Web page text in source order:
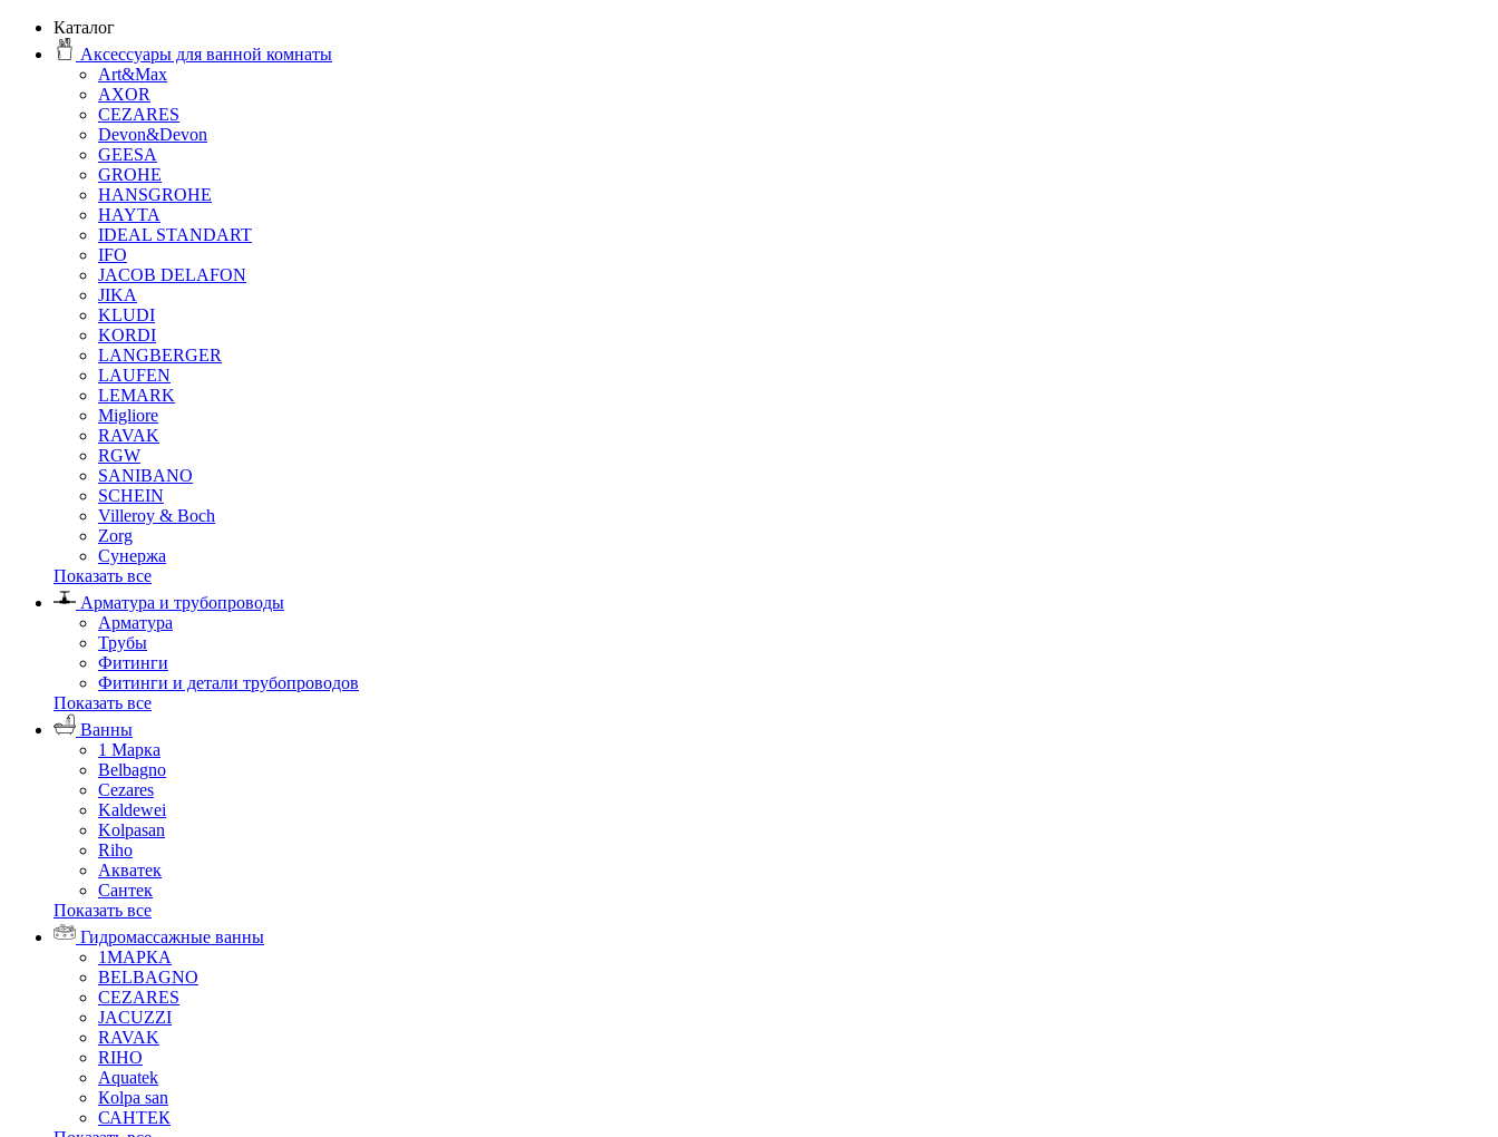
Каталог
Аксессуары для ванной комнаты
Art&Max
AXOR
CEZARES
Devon&Devon
GEESA
GROHE
HANSGROHE
HAYTA
IDEAL STANDART
IFO
JACOB DELAFON
JIKA
KLUDI
KORDI
LANGBERGER
LAUFEN
LEMARK
Migliore
RAVAK
RGW
SANIBANO
SCHEIN
Villeroy & Boch
Zorg
Сунержа
Показать все
Арматура и трубопроводы
Арматура
Трубы
Фитинги
Фитинги и детали трубопроводов
Показать все
Ванны
1 Марка
Belbagno
Cezares
Kaldewei
Kolpasan
Riho
Акватек
Сантек
Показать все
Гидромассажные ванны
1МАРКА
BELBAGNO
CEZARES
JACUZZI
RAVAK
RIHO
Аquatek
Кolpa san
САНТЕК